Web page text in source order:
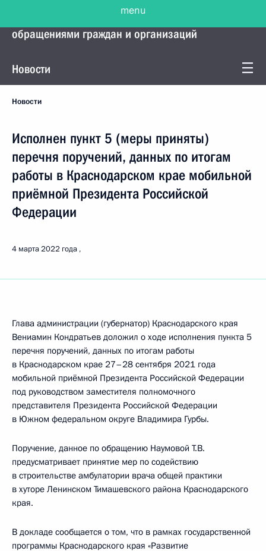
Управление Президента по работе с
обращениями граждан и организаций
Новости
Новости
Исполнен пункт 5 (меры приняты)
перечня поручений, данных по итогам
работы в Краснодарском крае мобильной
приёмной Президента Российской
Федерации
4 марта 2022 года
Глава администрации (губернатор) Краснодарского края
Вениамин Кондратьев доложил о ходе исполнения пункта 5
перечня поручений, данных по итогам работы
в Краснодарском крае 27–28 сентября 2021 года
мобильной приёмной Президента Российской Федерации
под руководством заместителя полномочного
представителя Президента Российской Федерации
в Южном федеральном округе Владимира Гурбы.
Поручение, данное по обращению Наумовой Т.В.
предусматривает принятие мер по содействию
в строительстве амбулатории врача общей практики
в хуторе Ленинском Тимашевского района Краснодарского
края.
В докладе сообщается о том, что в рамках государственной
программы Краснодарского края «Развитие